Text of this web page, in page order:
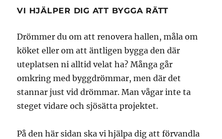
VI HJÄLPER DIG ATT BYGGA RÄTT
Drömmer du om att renovera hallen, måla om
köket eller om att äntligen bygga den där
uteplatsen ni alltid velat ha? Många går
omkring med byggdrömmar, men där det
stannar just vid drömmar. Man vågar inte ta
steget vidare och sjösätta projektet.
På den här sidan ska vi hjälpa dig att förvandla